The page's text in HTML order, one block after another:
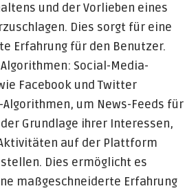
und der Vorlieben eines
Dies sorgt für eine
Erfahrung für den Benutzer.
Social-Media-
Facebook und Twitter
Algorithmen, um News-Feeds für
Grundlage ihrer Interessen,
auf der Plattform
Dies ermöglicht es
maßgeschneiderte Erfahrung